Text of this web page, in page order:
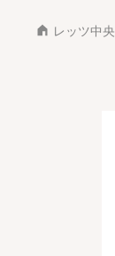
レッツ中央